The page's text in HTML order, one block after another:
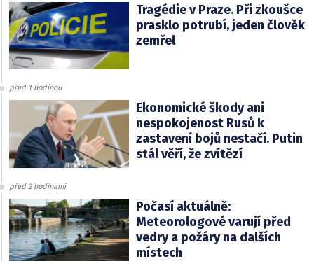
Tragédie v Praze. Při zkoušce
prasklo potrubí, jeden člověk
zemřel
před 1 hodinou
Ekonomické škody ani
nespokojenost Rusů k
zastavení bojů nestačí. Putin
stál věří, že zvítězí
před 2 hodinami
Počasí aktuálně:
Meteorologové varují před
vedry a požáry na dalších
místech